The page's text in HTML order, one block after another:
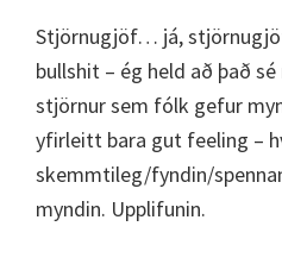
Stjörnugjöf… já,
bullshit – ég held að það
stjörnur sem fólk gefur
yfirleitt bara gut feeling –
skemmtileg/fyndin/
myndin. Upplifunin.